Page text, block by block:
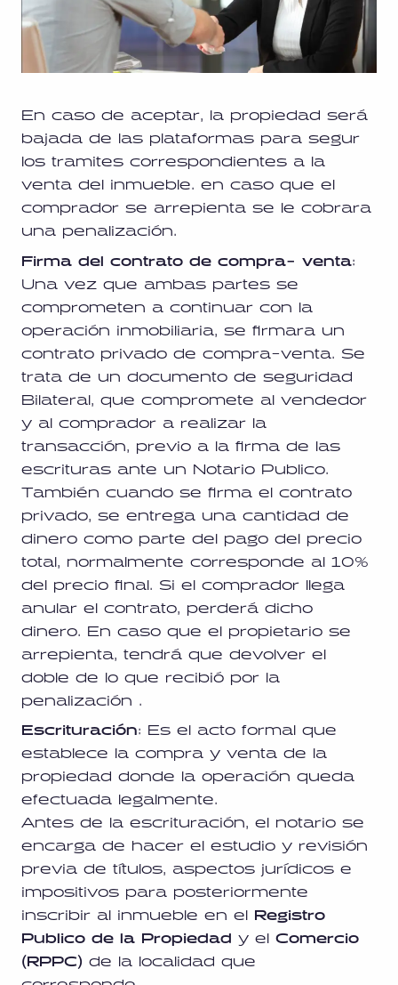
En caso de aceptar, la propiedad será
bajada de las plataformas para segur
los tramites correspondientes a la
venta del inmueble. en caso que el
comprador se arrepienta se le cobrara
una penalización.
Firma del contrato de compra- venta
Una vez que ambas partes se
comprometen a continuar con la
operación inmobiliaria, se firmara un
contrato privado de compra-venta. Se
trata de un documento de seguridad
Bilateral, que compromete al vendedor
y al comprador a realizar la
transacción, previo a la firma de las
escrituras ante un Notario Publico.
También cuando se firma el contrato
privado, se entrega una cantidad de
dinero como parte del pago del precio
total, normalmente corresponde al 10%
del precio final. Si el comprador llega
anular el contrato, perderá dicho
dinero. En caso que el propietario se
arrepienta, tendrá que devolver el
doble de lo que recibió por la
penalización .
Escrituración : Es el acto formal que
establece la compra y venta de la
propiedad donde la operación queda
efectuada legalmente.
Antes de la escrituración, el notario se
encarga de hacer el estudio y revisión
previa de títulos, aspectos jurídicos e
impositivos para posteriormente
inscribir al inmueble en el Registro
Publico de la Propiedad y el Comercio
(RPPC) de la localidad que
corresponde.